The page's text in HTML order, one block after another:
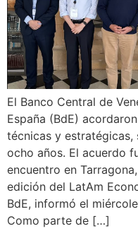
El Banco Central de
España (BdE)
técnicas y estratégicas,
ocho años. El acuerdo
encuentro en
edición del LatAm
BdE, informó el
Como parte de […]